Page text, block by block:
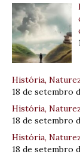
História,
18 de setembro
História,
18 de setembro
História,
18 de setembro